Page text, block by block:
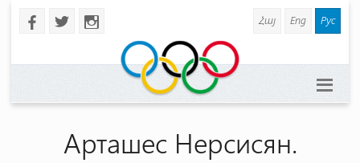
b a x Հայ Eng Рус
Арташес Нерсисян.